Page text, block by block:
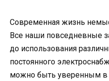
Современная жизнь
Все наши повседневные
до использования
постоянного
можно быть уверенным в